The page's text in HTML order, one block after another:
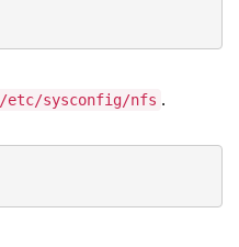
/etc/sysconfig/nfs .